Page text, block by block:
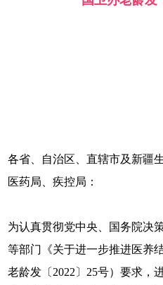
各省、自治区、直辖市及新疆
医药局、疾控局：
为认真贯彻党中央、国务院决
等部门《关于进一步推进医养
老龄发〔2022〕25号）要求，